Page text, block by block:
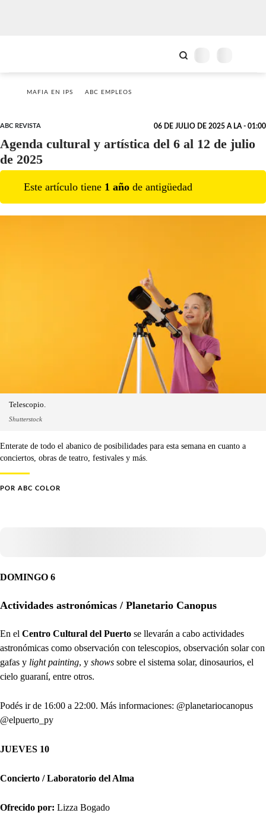
MAFIA EN IPS ABC EMPLEOS
ABC REVISTA 06 DE JULIO DE 2025 A LA - 01:00
Agenda cultural y artística del 6 al 12 de julio
de 2025
Este artículo tiene 1 año de antigüedad
Telescopio.
Shutterstock
Enterate de todo el abanico de posibilidades para esta semana en cuanto a
conciertos, obras de teatro, festivales y más.
POR ABC COLOR
DOMINGO 6
Actividades astronómicas / Planetario Canopus
En el Centro Cultural del Puerto se llevarán a cabo actividades
astronómicas como observación con telescopios, observación solar con
gafas y light painting, y shows sobre el sistema solar, dinosaurios, el
cielo guaraní, entre otros.
Podés ir de 16:00 a 22:00. Más informaciones: @planetariocanopus
@elpuerto_py
JUEVES 10
Concierto / Laboratorio del Alma
Ofrecido por: Lizza Bogado